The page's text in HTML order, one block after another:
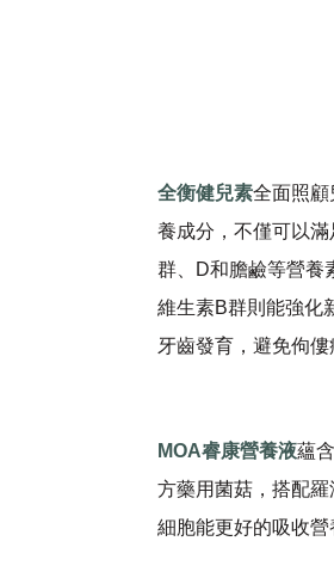
全衡健兒素全面照顧
養成分，不僅可以
群、D和膽鹼等營養
維生素B群則能強化
牙齒發育，避免佝僂
MOA睿康營養液蘊
方藥用菌菇，搭配
細胞能更好的吸收營